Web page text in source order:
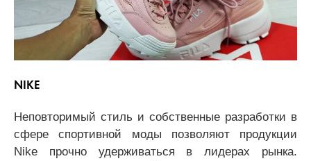
NIKE
Неповторимый стиль и собственные разработки в
сфере спортивной моды позволяют продукции
Nike прочно удерживаться в лидерах рынка.